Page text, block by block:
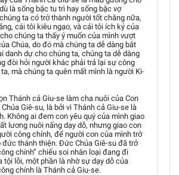
là sống bậc tu trì hay sống bậc vợ
ta có trở thành người tốt chăng nữa,
cái tôi kiêu ngạo, và cái tôi ích kỷ của
chúng ta thấy ý muốn của mình vượt
Chúa, do đó mà chúng ta dễ dàng bắt
danh dự cho chúng ta, chúng ta dễ dàng
đòi hỏi người khác phải trả lại sự công
mà chúng ta quên mất mình là người Ki-
Thánh cả Giu-se làm cha nuôi của Con
Giê-su, là bởi vì Thánh cả Giu-se là
Không ai đem con yêu quý của mình giao
lương nuôi nấng dạy dỗ, nhưng giao con
công chính, để người con của mình trở
thánh thiện. Đức Chúa Giê-su đã trở
chính” chiếu soi nhân loại đang đi
tội lỗi, một phần là nhờ sự dạy dỗ của
chính là Thánh cả Giu-se.